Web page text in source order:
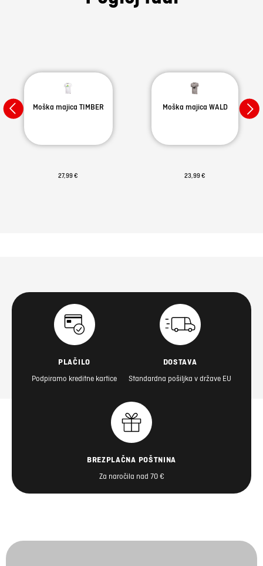
Moška majica TIMBER
27,99 €
Moška majica WALD
23,99 €
PLAČILO
Podpiramo kreditne kartice
DOSTAVA
Standardna pošiljka v države EU
BREZPLAČNA POŠTNINA
Za naročila nad 70 €